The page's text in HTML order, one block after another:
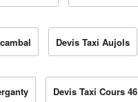
Devis Taxi Aujols
Devis Taxi Cours 46